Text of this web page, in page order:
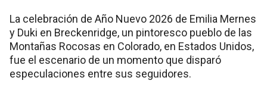
La celebración de Año Nuevo 2026 de Emilia Mernes
y Duki en Breckenridge, un pintoresco pueblo de las
Montañas Rocosas en Colorado, en Estados Unidos,
fue el escenario de un momento que disparó
especulaciones entre sus seguidores.